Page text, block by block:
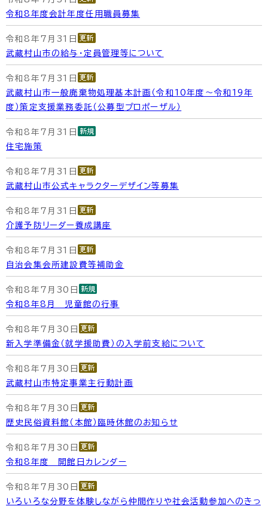
令和8年度会計年度任用職員募集
令和8年7月31日
武蔵村山市の給与・定員管理等について
令和8年7月31日
武蔵村山市一般廃棄物処理基本計画（令和10年度～令和19年
度）策定支援業務委託（公募型プロポーザル）
令和8年7月31日
住宅施策
令和8年7月31日
武蔵村山市公式キャラクターデザイン等募集
令和8年7月31日
介護予防リーダー養成講座
令和8年7月31日
自治会集会所建設費等補助金
令和8年7月30日
令和8年8月 児童館の行事
令和8年7月30日
新入学準備金（就学援助費）の入学前支給について
令和8年7月30日
武蔵村山市特定事業主行動計画
令和8年7月30日
歴史民俗資料館（本館）臨時休館のお知らせ
令和8年7月30日
令和8年度 開館日カレンダー
令和8年7月30日
いろいろな分野を体験しながら仲間作りや社会活動参加へのきっ